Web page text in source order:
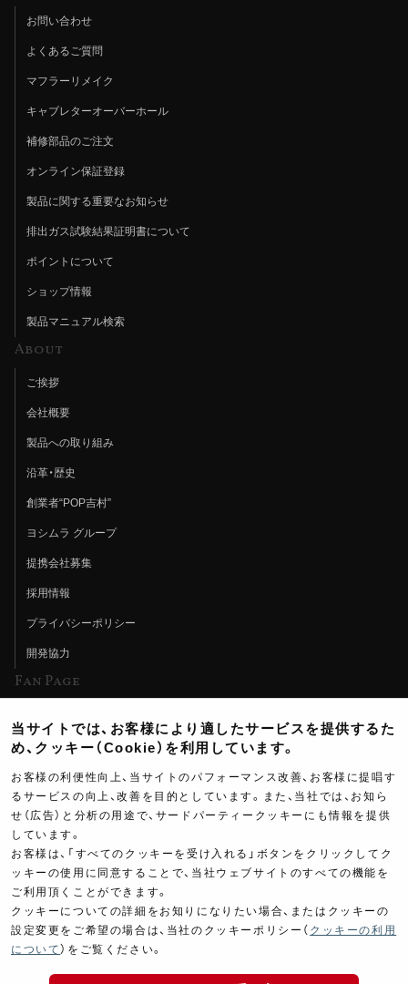
お問い合わせ
よくあるご質問
マフラーリメイク
キャブレターオーバーホール
補修部品のご注文
オンライン保証登録
製品に関する重要なお知らせ
排出ガス試験結果証明書について
ポイントについて
ショップ情報
製品マニュアル検索
About
ご挨拶
会社概要
製品への取り組み
沿革・歴史
創業者“POP吉村”
ヨシムラ グループ
提携会社募集
採用情報
プライバシーポリシー
開発協力
Fan Page
ヨシムラTV
イベント情報
イベントスケジュール
ツーリングブレイクタイム
製品ポスター
当サイトでは、お客様により適したサービスを提供するた
め、クッキー（Cookie）を利用しています。
お客様の利便性向上、当サイトのパフォーマンス改善、お客様に提唱す
るサービスの向上、改善を目的としています。また、当社では、お知ら
せ（広告）と分析の用途で、サードパーティークッキーにも情報を提供
しています。
お客様は、「すべてのクッキーを受け入れる」ボタンをクリックしてク
ッキーの使用に同意することで、当社ウェブサイトのすべての機能を
ご利用頂くことができます。
クッキーについての詳細をお知りになりたい場合、またはクッキーの
設定変更をご希望の場合は、当社のクッキーポリシー（ クッキーの利用
について ）をご覧ください。